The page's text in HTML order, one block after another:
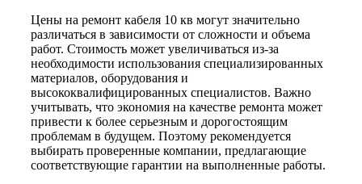
Цены на ремонт кабеля 10 кв могут значительно
различаться в зависимости от сложности и объема
работ. Стоимость может увеличиваться из-за
необходимости использования специализированных
материалов, оборудования и
высококвалифицированных специалистов. Важно
учитывать, что экономия на качестве ремонта может
привести к более серьезным и дорогостоящим
проблемам в будущем. Поэтому рекомендуется
выбирать проверенные компании, предлагающие
соответствующие гарантии на выполненные работы.